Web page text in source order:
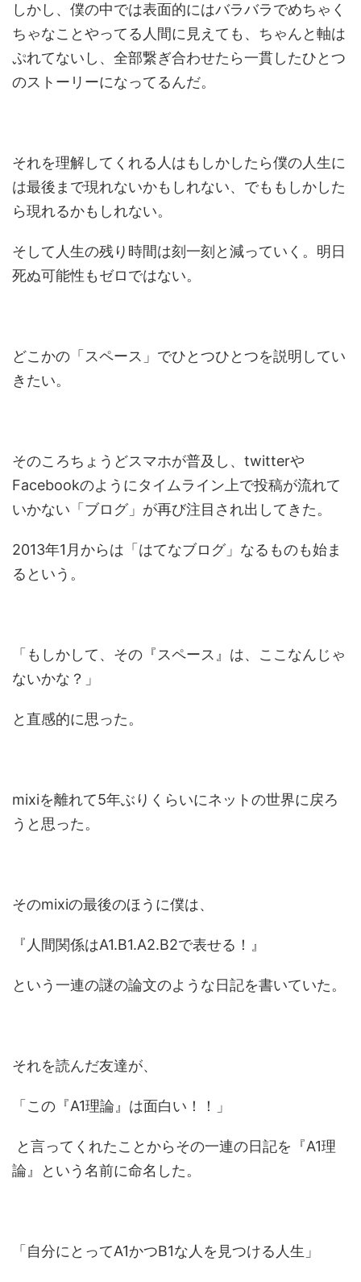
しかし、僕の中では表面的にはバラバラでめちゃく
ちゃなことやってる人間に見えても、ちゃんと軸は
ぷれてないし、全部繋ぎ合わせたら一貫したひとつ
のストーリーになってるんだ。
それを理解してくれる人はもしかしたら僕の人生に
は最後まで現れないかもしれない、でももしかした
ら現れるかもしれない。
そして人生の残り時間は刻一刻と減っていく。明日
死ぬ可能性もゼロではない。
どこかの「スペース」でひとつひとつを説明してい
きたい。
そのころちょうどスマホが普及し、twitterや
Facebookのようにタイムライン上で投稿が流れて
いかない「ブログ」が再び注目され出してきた。
2013年1月からは「はてなブログ」なるものも始ま
るという。
「もしかして、その『スペース』は、ここなんじゃ
ないかな？」
と直感的に思った。
mixiを離れて5年ぶりくらいにネットの世界に戻ろ
うと思った。
そのmixiの最後のほうに僕は、
『人間関係はA1.B1.A2.B2で表せる！』
という一連の謎の論文のような日記を書いていた。
それを読んだ友達が、
「この『A1理論』は面白い！！」
と言ってくれたことからその一連の日記を『A1理
論』という名前に命名した。
「自分にとってA1かつB1な人を見つける人生」